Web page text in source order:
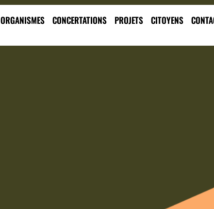
ORGANISMES CONCERTATIONS PROJETS CITOYENS